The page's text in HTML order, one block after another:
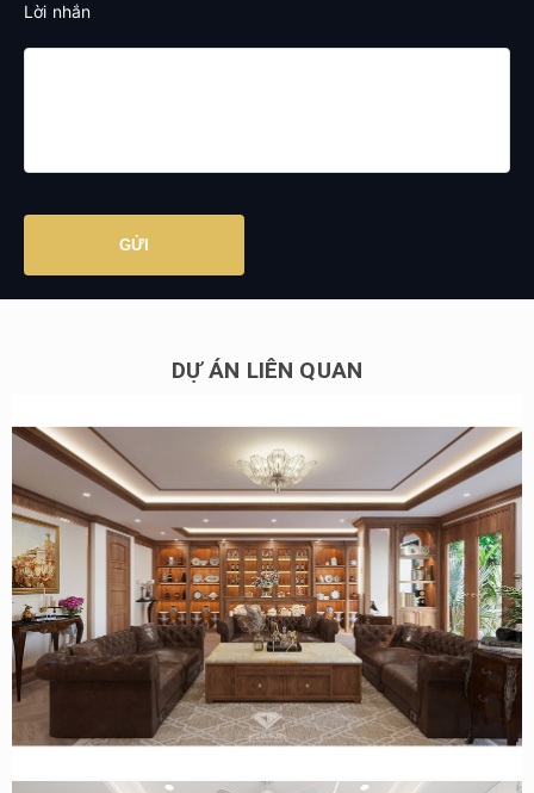
Lời nhắn
DỰ ÁN LIÊN QUAN
Dự án thiết kế nội thất nhà phố tân cổ điển sang trọng tại
Vũ Tông Phan – Anh Đạt